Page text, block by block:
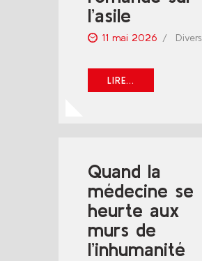
l’asile
11 mai 2026 Divers
LIRE...
Quand la
médecine se
heurte aux
murs de
l’inhumanité